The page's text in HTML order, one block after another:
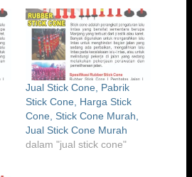
Jual Stick Cone, Pabrik
Stick Cone, Harga Stick
Cone, Stick Cone Murah,
Jual Stick Cone Murah
dalam "jual stick cone"